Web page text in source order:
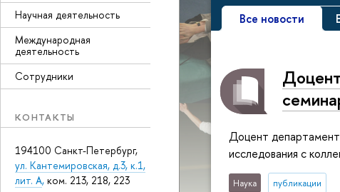
Научная деятельность
Международная
деятельность
Сотрудники
КОНТАКТЫ
194100 Санкт-Петербург,
ул. Кантемировская, д.3, к.1,
лит. А, ком. 213, 218, 223
Все новости
Доцент
исследования с
Наука публикации